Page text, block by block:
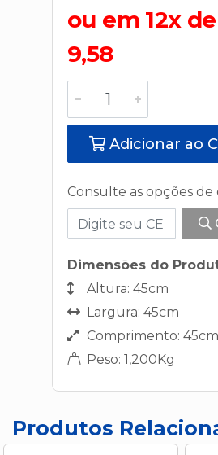
ou em 12x
9,58
Adicionar ao
Consulte as opções
Dimensões do
Altura: 45cm
Largura: 45cm
Comprimento: 45cm
Peso: 1,200Kg
Produtos